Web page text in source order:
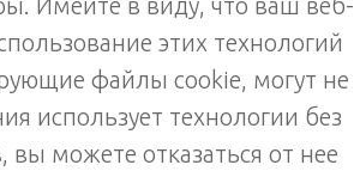
этих технологий
файлы cookie, могут не
использует технологии без
можете отказаться от нее